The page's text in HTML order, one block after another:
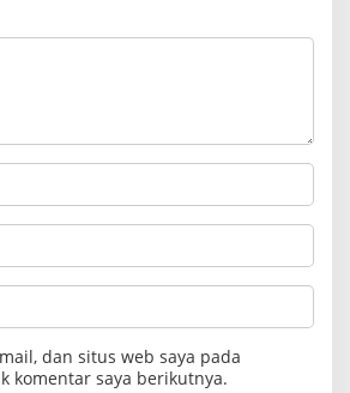
dan situs web saya pada
komentar saya berikutnya.